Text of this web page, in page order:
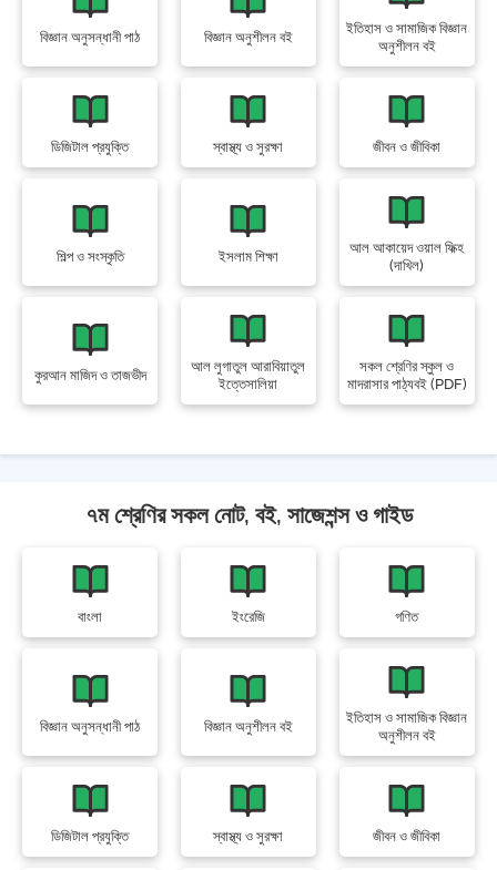
বিজ্ঞান অনুসন্ধানী পাঠ বিজ্ঞান অনুশীলন বই
ইতিহাস ও সামাজিক বিজ্ঞান
অনুশীলন বই
ডিজিটাল প্রযুক্তি স্বাস্থ্য ও সুরক্ষা জীবন ও জীবিকা
শিল্প ও সংস্কৃতি ইসলাম শিক্ষা
আল আকায়েদ ওয়াল ফিক্হ
(দাখিল)
কুরআন মাজিদ ও তাজভীদ
আল লুগাতুল আরাবিয়াতুল
ইত্তেসালিয়া
সকল শ্রেণির স্কুল ও
মাদরাসার পাঠ্যবই (PDF)
৭ম শ্রেণির সকল নোট, বই, সাজেশন্স ও গাইড
বাংলা ইংরেজি গণিত
বিজ্ঞান অনুসন্ধানী পাঠ বিজ্ঞান অনুশীলন বই
ইতিহাস ও সামাজিক বিজ্ঞান
অনুশীলন বই
ডিজিটাল প্রযুক্তি স্বাস্থ্য ও সুরক্ষা জীবন ও জীবিকা